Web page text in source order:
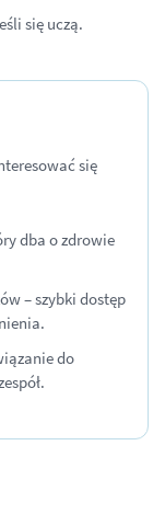
się uczą.
się
dba o zdrowie
– szybki dostęp
do